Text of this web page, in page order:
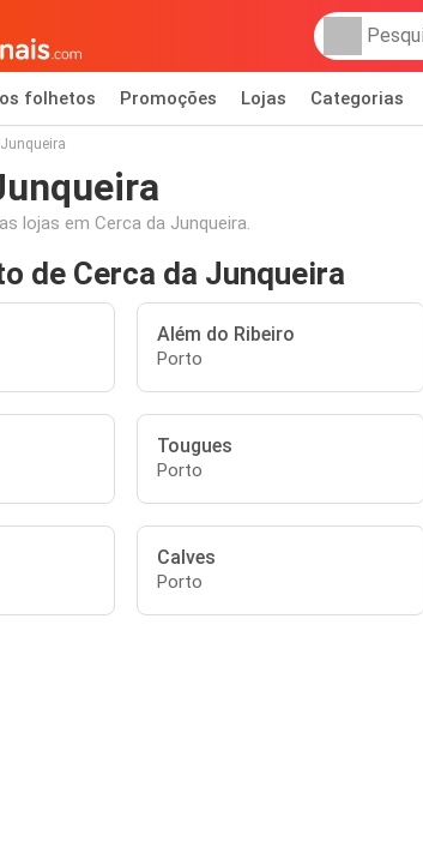
folhetos Promoções Lojas Categorias
lojas em Cerca da Junqueira.
de Cerca da Junqueira
Além do Ribeiro
Porto
Tougues
Porto
Calves
Porto